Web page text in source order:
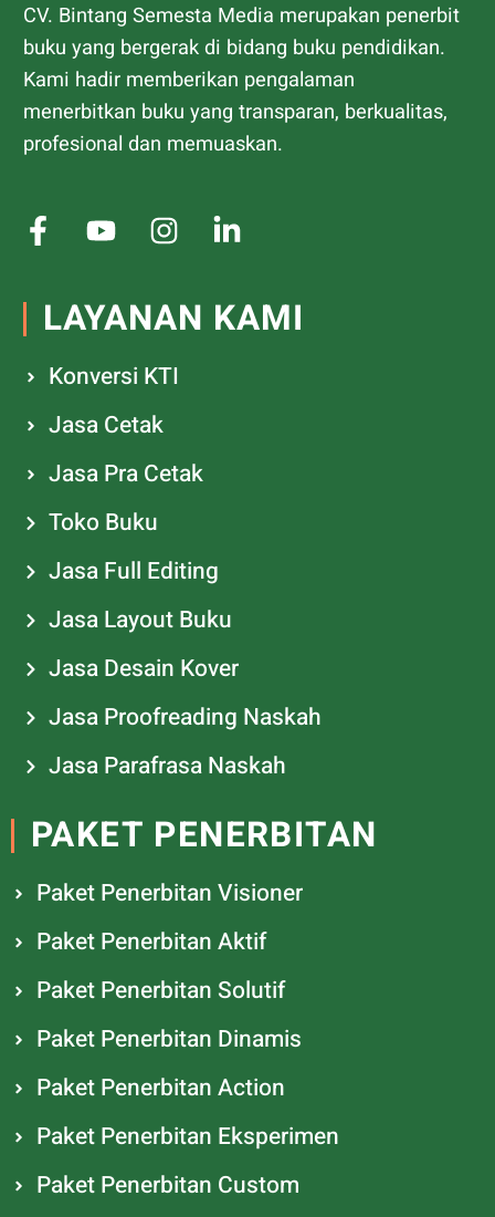
CV. Bintang Semesta Media merupakan penerbit
buku yang bergerak di bidang buku pendidikan.
Kami hadir memberikan pengalaman
menerbitkan buku yang transparan, berkualitas,
profesional dan memuaskan.
LAYANAN KAMI
Konversi KTI
Jasa Cetak
Jasa Pra Cetak
Toko Buku
Jasa Full Editing
Jasa Layout Buku
Jasa Desain Kover
Jasa Proofreading Naskah
Jasa Parafrasa Naskah
PAKET PENERBITAN
Paket Penerbitan Visioner
Paket Penerbitan Aktif
Paket Penerbitan Solutif
Paket Penerbitan Dinamis
Paket Penerbitan Action
Paket Penerbitan Eksperimen
Paket Penerbitan Custom